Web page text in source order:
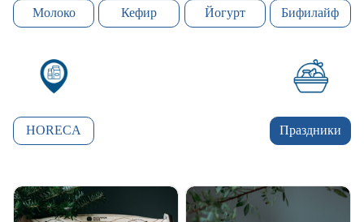
Молоко Кефир Йогурт Бифилайф
HORECA Праздники